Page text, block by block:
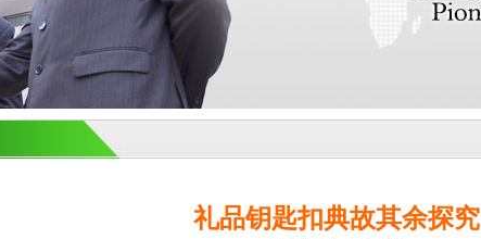
礼品钥匙扣典故其余探究